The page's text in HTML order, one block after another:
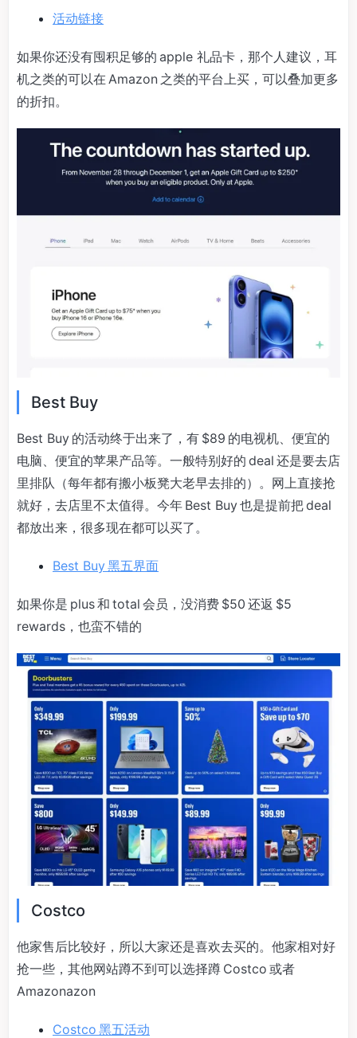
活动链接
如果你还没有囤积足够的 apple 礼品卡，那个人建议，耳
机之类的可以在 Amazon 之类的平台上买，可以叠加更多
的折扣。
Best Buy
Best Buy 的活动终于出来了，有 $89 的电视机、便宜的
电脑、便宜的苹果产品等。一般特别好的 deal 还是要去店
里排队（每年都有搬小板凳大老早去排的）。网上直接抢
就好，去店里不太值得。今年 Best Buy 也是提前把 deal
都放出来，很多现在都可以买了。
Best Buy 黑五界面
如果你是 plus 和 total 会员，没消费 $50 还返 $5
rewards，也蛮不错的
Costco
他家售后比较好，所以大家还是喜欢去买的。他家相对好
抢一些，其他网站蹲不到可以选择蹲 Costco 或者
Amazonazon
Costco 黑五活动